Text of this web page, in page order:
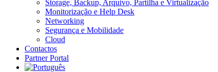
Storage, Backup, Arquivo, Partilha​ e Virtualização
Monitorização e Help Desk
Networking
Segurança e Mobilidade
Cloud
Contactos
Partner Portal